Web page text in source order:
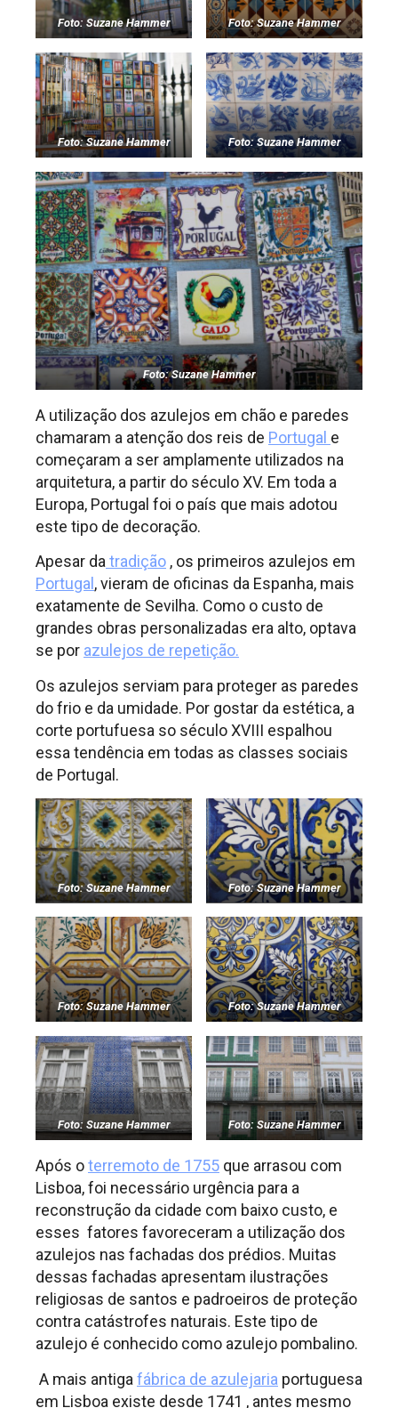
Foto: Suzane Hammer Foto: Suzane Hammer
Foto: Suzane Hammer Foto: Suzane Hammer
Foto: Suzane Hammer
A utilização dos azulejos em chão e paredes
chamaram a atenção dos reis de Portugal e
começaram a ser amplamente utilizados na
arquitetura, a partir do século XV. Em toda a
Europa, Portugal foi o país que mais adotou
este tipo de decoração.
Apesar datradição , os primeiros azulejos em
Portugal , vieram de oficinas da Espanha, mais
exatamente de Sevilha. Como o custo de
grandes obras personalizadas era alto, optava
se por azulejos de repetição.
Os azulejos serviam para proteger as paredes
do frio e da umidade. Por gostar da estética, a
corte portufuesa so século XVIII espalhou
essa tendência em todas as classes sociais
de Portugal.
Foto: Suzane Hammer Foto: Suzane Hammer
Foto: Suzane Hammer Foto: Suzane Hammer
Foto: Suzane Hammer Foto: Suzane Hammer
Após oterremoto de 1755 que arrasou com
Lisboa, foi necessário urgência para a
reconstrução da cidade com baixo custo, e
esses fatores favoreceram a utilização dos
azulejos nas fachadas dos prédios. Muitas
dessas fachadas apresentam ilustrações
religiosas de santos e padroeiros de proteção
contra catástrofes naturais. Este tipo de
azulejo é conhecido como azulejo pombalino.
A mais antiga fábrica de azulejaria portuguesa
em Lisboa existe desde 1741 , antes mesmo